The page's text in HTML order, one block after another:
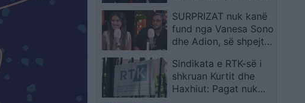
SURPRIZAT nuk kanë
fund nga Vanesa Sono
dhe Adion, së shpejti
reja së bashku…
Sindikata e RTK-së i
shkruan Kurtit dhe
Haxhiut: Pagat nuk